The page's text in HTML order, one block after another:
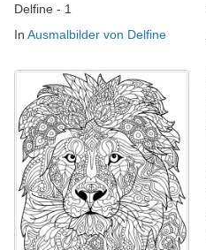
Delfine - 1
In Ausmalbilder von Delfine